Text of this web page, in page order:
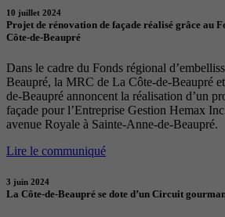
10 juillet 2024
Projet de rénovation de façade réalisé grâce au
Côte-de-Beaupré
Dans le cadre du Fonds régional
Beaupré, la MRC de La Côte-de-Beaupré
de-Beaupré annoncent la réalisation d’un
façade pour l’Entreprise Gestion Hemax
avenue Royale à Sainte-Anne-de-Beaupré.
Lire le communiqué
3 juin 2024
La Côte-de-Beaupré se dote d’un Circuit